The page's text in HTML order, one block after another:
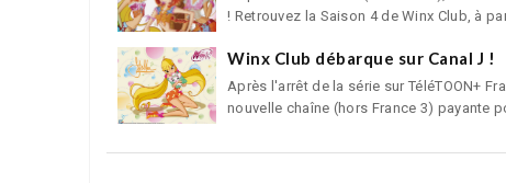
! Retrouvez la Saison 4 de Winx Club, à
Winx Club débarque sur Canal J !
Après l'arrêt de la série sur TéléTOON+
nouvelle chaîne (hors France 3) payante